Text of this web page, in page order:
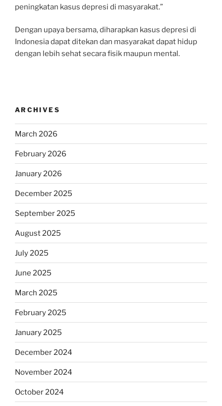
peningkatan kasus depresi di masyarakat.”
Dengan upaya bersama, diharapkan kasus depresi di
Indonesia dapat ditekan dan masyarakat dapat hidup
dengan lebih sehat secara fisik maupun mental.
ARCHIVES
March 2026
February 2026
January 2026
December 2025
September 2025
August 2025
July 2025
June 2025
March 2025
February 2025
January 2025
December 2024
November 2024
October 2024